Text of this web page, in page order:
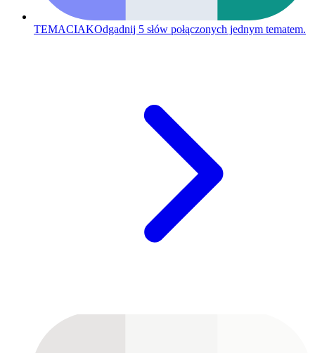
TEMACIAKOdgadnij 5 słów połączonych jednym tematem.